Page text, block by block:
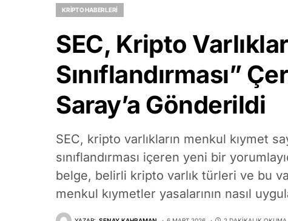
KRIPTO HABERLERI
SEC, Kripto
Sınıflandırması”
Saray’a Gönderildi
SEC, kripto varlıkların menkul kıymet
sınıflandırması içeren yeni bir
belge, belirli kripto varlık türleri ve bu
menkul kıymetler yasalarının nasıl